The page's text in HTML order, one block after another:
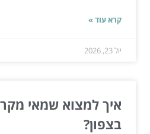
קרא עוד »
יול 23, 2026
איך למצוא שמאי
בצפון?